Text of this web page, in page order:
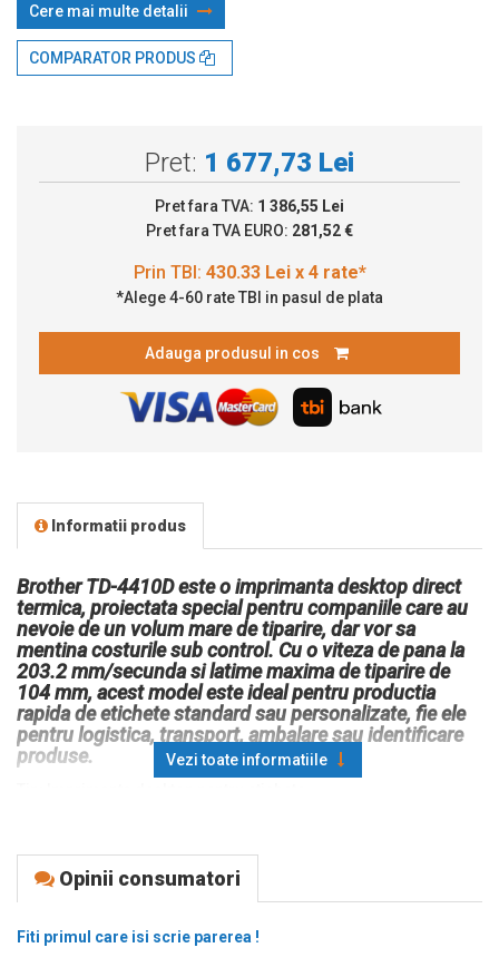
Cere mai multe detalii
COMPARATOR PRODUS
Pret: 1 677,73 Lei
Pret fara TVA: 1 386,55 Lei
Pret fara TVA EURO: 281,52 €
Prin TBI:430.33 Lei x 4 rate*
*Alege 4-60 rate TBI in pasul de plata
Adauga produsul in cos
Informatii produs
Brother TD-4410D este o imprimanta desktop direct
termica, proiectata special pentru companiile care au
nevoie de un volum mare de tiparire, dar vor sa
mentina costurile sub control. Cu o viteza de pana la
203.2 mm/secunda si latime maxima de tiparire de
104 mm, acest model este ideal pentru productia
rapida de etichete standard sau personalizate, fie ele
pentru logistica, transport, ambalare sau identificare
produse.
Latime maxima printare: 104 mm
Interfete: USB 2.0, Serial RS-232
Vezi toate informatiile
Opinii consumatori
Fiti primul care isi scrie parerea !